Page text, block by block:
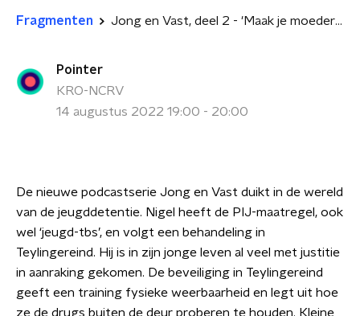
Fragmenten Jong en Vast, deel 2 - 'Maak je moeder trots'
Pointer
KRO-NCRV
14 augustus 2022 19:00 - 20:00
De nieuwe podcastserie Jong en Vast duikt in de wereld
van de jeugddetentie. Nigel heeft de PIJ-maatregel, ook
wel ‘jeugd-tbs’, en volgt een behandeling in
Teylingereind. Hij is in zijn jonge leven al veel met justitie
in aanraking gekomen. De beveiliging in Teylingereind
geeft een training fysieke weerbaarheid en legt uit hoe
ze de drugs buiten de deur proberen te houden. Kleine